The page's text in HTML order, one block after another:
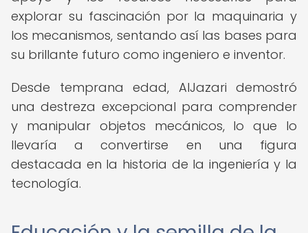
explorar su fascinación por la maquinaria y
los mecanismos, sentando así las bases para
su brillante futuro como ingeniero e inventor.
Desde temprana edad, AlJazari demostró
una destreza excepcional para comprender
y manipular objetos mecánicos, lo que lo
llevaría a convertirse en una figura
destacada en la historia de la ingeniería y la
tecnología.